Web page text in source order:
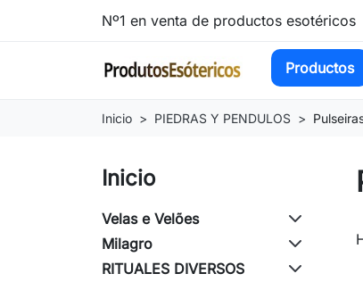
Nº1 en venta de productos esotéricos
Productos
Inicio PIEDRAS Y PENDULOS
Inicio
Velas e Velões
Milagro
RITUALES DIVERSOS